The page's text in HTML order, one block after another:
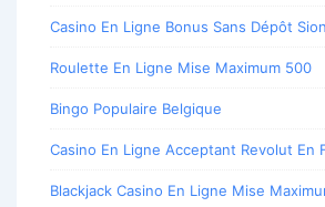
Casino En Ligne Bonus Sans Dépôt Sion
Roulette En Ligne Mise Maximum 500
Bingo Populaire Belgique
Casino En Ligne Acceptant Revolut En
Blackjack Casino En Ligne Mise